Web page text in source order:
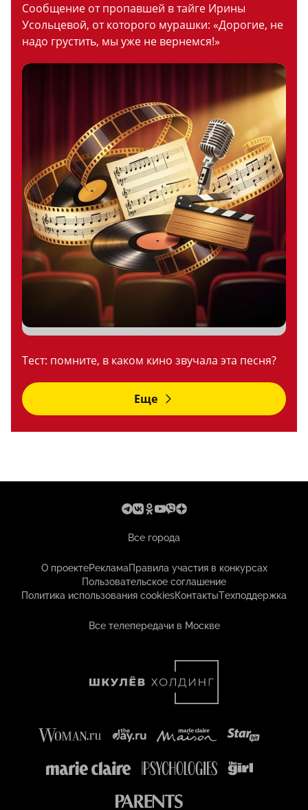
Сообщение от пропавшей в тайге Ирины
Усольцевой, от которого мурашки: «Дорогие, не
надо грустить, мы уже не вернемся!»
Тест: помните, в каком кино звучала эта песня?
Еще
Все города
О проектеРекламаПравила участия в конкурсах
Пользовательское соглашение
Политика использования cookiesКонтактыТехподдержка
Все телепередачи в Москве